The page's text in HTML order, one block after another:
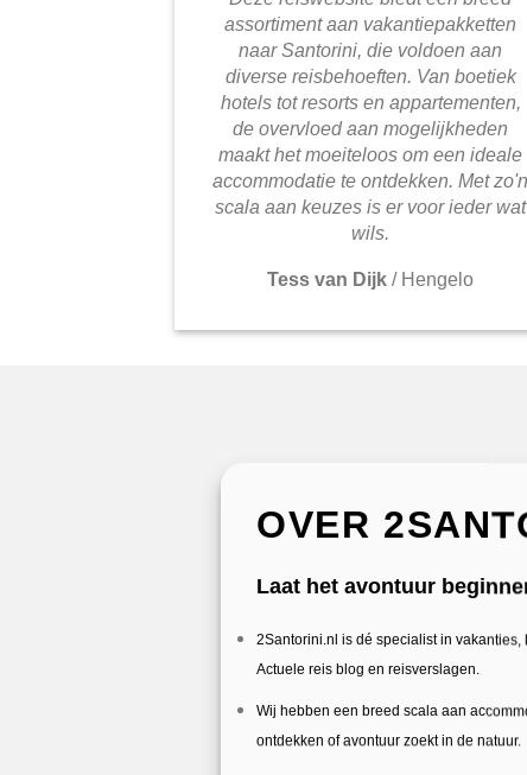
assortiment aan vakantiepakketten
naar Santorini, die voldoen aan
diverse reisbehoeften. Van boetiek
hotels tot resorts en appartementen,
de overvloed aan mogelijkheden
maakt het moeiteloos om een ideale
accommodatie te ontdekken. Met zo'n
scala aan keuzes is er voor ieder wat
wils.
Tess van Dijk / Hengelo
OVER
Laat het avontuur
2Santorini.nl is dé specialist in
Actuele reis blog en reisverslagen.
Wij hebben een breed scala aan
ontdekken of avontuur zoekt in de natuur.